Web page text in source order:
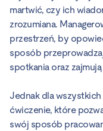
martwić, czy ich
zrozumiana.
przestrzeń, by
sposób
spotkania oraz
Jednak dla
ćwiczenie, które
swój sposób